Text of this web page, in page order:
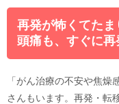
再発が怖くてた
頭痛も、すぐに再
「がん治療の不安や焦
さんもいます。再発・転